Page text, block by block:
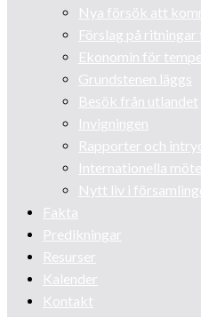
Nya försök att
Förslag på
Ekonomin för
Grundstenen läggs
Besök från utlandet
Invigningen
Rapporter och
Internationella
Nytt liv i
Fakta
Predikningar
Resurser
Kalender
Kontakt